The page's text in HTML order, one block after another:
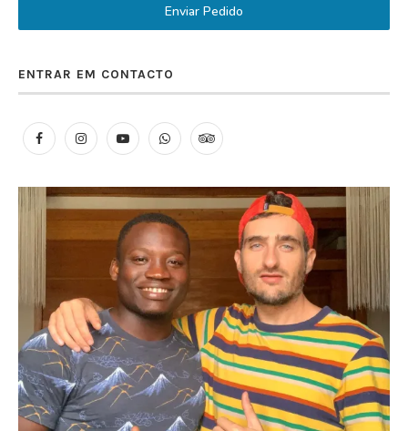
Enviar Pedido
ENTRAR EM CONTACTO